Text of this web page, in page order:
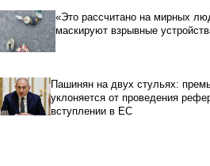
«Это рассчитано на мирных
маскируют взрывные
Пашинян на двух стульях:
уклоняется от проведения
вступлении в ЕС